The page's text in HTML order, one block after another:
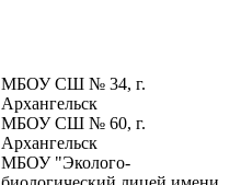
МБОУ СШ № 34, г.
Архангельск
МБОУ СШ № 60, г.
Архангельск
МБОУ "Эколого-